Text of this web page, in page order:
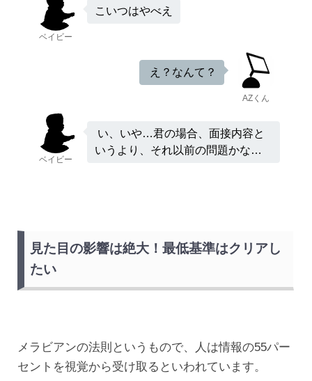
ベイビー
こいつはやべえ
AZくん
え？なんて？
ベイビー
い、いや…君の場合、面接内容と
いうより、それ以前の問題かな…
見た目の影響は絶大！最低基準はクリアし
たい
メラビアンの法則というもので、人は情報の55パー
セントを視覚から受け取るといわれています。